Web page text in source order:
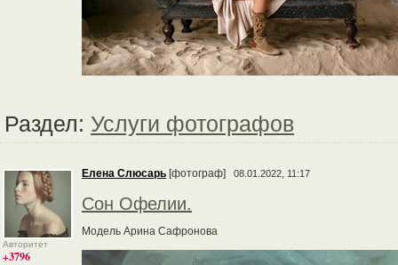
Раздел: Услуги фотографов
Авторитет
+3796
Елена Слюсарь [фотограф] 08.01.2022, 11:17
Сон Офелии.
Модель Арина Сафронова